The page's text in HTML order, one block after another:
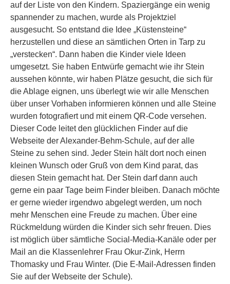
auf der Liste von den Kindern. Spaziergänge ein wenig
spannender zu machen, wurde als Projektziel
ausgesucht. So entstand die Idee „Küstensteine“
herzustellen und diese an sämtlichen Orten in Tarp zu
„verstecken“. Dann haben die Kinder viele Ideen
umgesetzt. Sie haben Entwürfe gemacht wie ihr Stein
aussehen könnte, wir haben Plätze gesucht, die sich für
die Ablage eignen, uns überlegt wie wir alle Menschen
über unser Vorhaben informieren können und alle Steine
wurden fotografiert und mit einem QR-Code versehen.
Dieser Code leitet den glücklichen Finder auf die
Webseite der Alexander-Behm-Schule, auf der alle
Steine zu sehen sind. Jeder Stein hält dort noch einen
kleinen Wunsch oder Gruß von dem Kind parat, das
diesen Stein gemacht hat. Der Stein darf dann auch
gerne ein paar Tage beim Finder bleiben. Danach möchte
er gerne wieder irgendwo abgelegt werden, um noch
mehr Menschen eine Freude zu machen. Über eine
Rückmeldung würden die Kinder sich sehr freuen. Dies
ist möglich über sämtliche Social-Media-Kanäle oder per
Mail an die Klassenlehrer Frau Okur-Zink, Herrn
Thomasky und Frau Winter. (Die E-Mail-Adressen finden
Sie auf der Webseite der Schule).